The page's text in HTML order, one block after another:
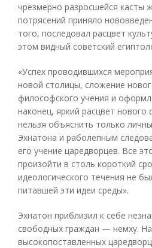
чрезмерно разросшейся касты
потрясений приняло
того, последовал расцвет
этом видный советский
«Успех проводившихся
новой столицы, сложение
философского учения и
наконец, яркий расцвет нового
нельзя объяснить только
Эхнатона и раболепным
его учение царедворцев. Все
произойти в столь короткий
идеологического течения не
питавшей эти идеи среды».
Эхнатон приблизил к себе
свободных граждан — немху.
высокопоставленных